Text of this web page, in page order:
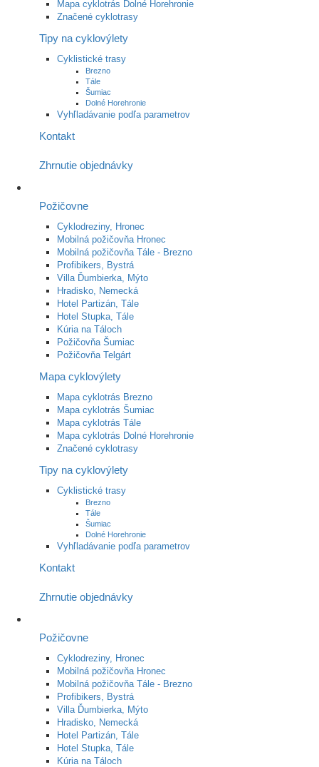
Mapa cyklotrás Dolné Horehronie
Značené cyklotrasy
Tipy na cyklovýlety
Cyklistické trasy
Brezno
Tále
Šumiac
Dolné Horehronie
Vyhľladávanie podľa parametrov
Kontakt
Zhrnutie objednávky
Požičovne
Cyklodreziny, Hronec
Mobilná požičovňa Hronec
Mobilná požičovňa Tále - Brezno
Profibikers, Bystrá
Villa Ďumbierka, Mýto
Hradisko, Nemecká
Hotel Partizán, Tále
Hotel Stupka, Tále
Kúria na Táloch
Požičovňa Šumiac
Požičovňa Telgárt
Mapa cyklovýlety
Mapa cyklotrás Brezno
Mapa cyklotrás Šumiac
Mapa cyklotrás Tále
Mapa cyklotrás Dolné Horehronie
Značené cyklotrasy
Tipy na cyklovýlety
Cyklistické trasy
Brezno
Tále
Šumiac
Dolné Horehronie
Vyhľladávanie podľa parametrov
Kontakt
Zhrnutie objednávky
Požičovne
Cyklodreziny, Hronec
Mobilná požičovňa Hronec
Mobilná požičovňa Tále - Brezno
Profibikers, Bystrá
Villa Ďumbierka, Mýto
Hradisko, Nemecká
Hotel Partizán, Tále
Hotel Stupka, Tále
Kúria na Táloch